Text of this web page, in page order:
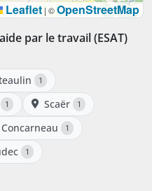
Leaflet | ©OpenStreetMap
par le travail (ESAT)
1
1 Scaër 1
Concarneau 1
1